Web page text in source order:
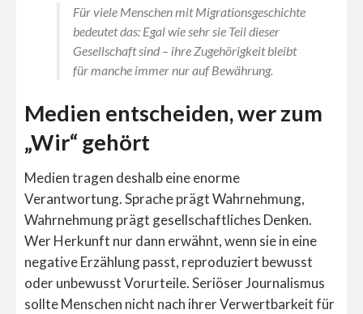
Für viele Menschen mit Migrationsgeschichte
bedeutet das: Egal wie sehr sie Teil dieser
Gesellschaft sind – ihre Zugehörigkeit bleibt
für manche immer nur auf Bewährung.
Medien entscheiden, wer zum
„Wir“ gehört
Medien tragen deshalb eine enorme
Verantwortung. Sprache prägt Wahrnehmung,
Wahrnehmung prägt gesellschaftliches Denken.
Wer Herkunft nur dann erwähnt, wenn sie in eine
negative Erzählung passt, reproduziert bewusst
oder unbewusst Vorurteile. Seriöser Journalismus
sollte Menschen nicht nach ihrer Verwertbarkeit für